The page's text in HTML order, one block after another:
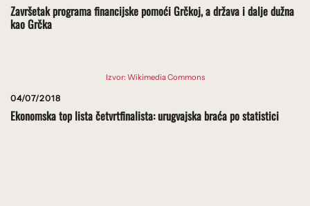
Završetak programa financijske pomoći Grčkoj, a država i dalje dužna
kao Grčka
Izvor: Wikimedia Commons
04/07/2018
Ekonomska top lista četvrtfinalista: urugvajska braća po statistici